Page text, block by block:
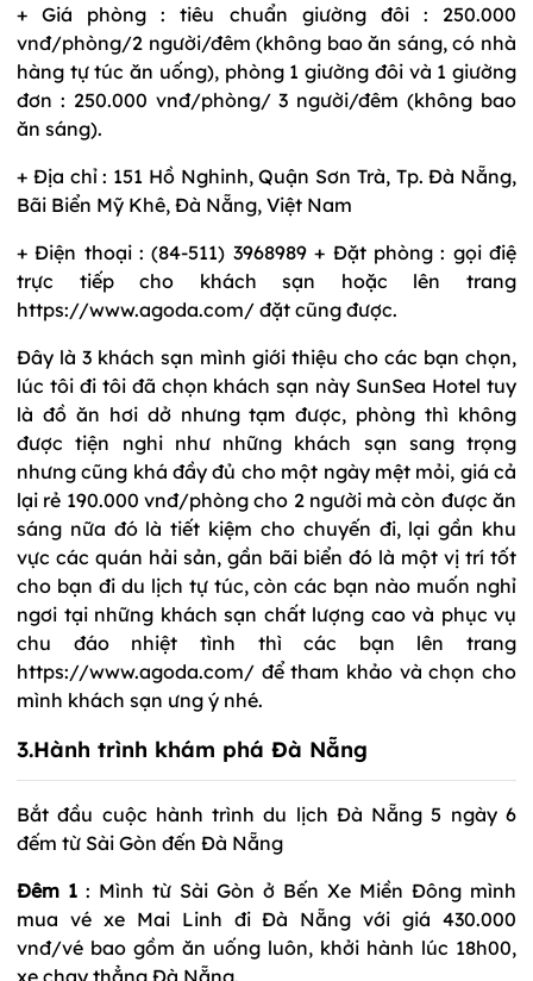
+ Giá phòng : tiêu chuẩn giường đôi : 250.000
vnđ/phòng/2 người/đêm (không bao ăn sáng, có nhà
hàng tự túc ăn uống), phòng 1 giường đôi và 1 giường
đơn : 250.000 vnđ/phòng/ 3 người/đêm (không bao
ăn sáng).
+ Địa chỉ : 151 Hồ Nghinh, Quận Sơn Trà, Tp. Đà Nẵng,
Bãi Biển Mỹ Khê, Đà Nẵng, Việt Nam
+ Điện thoại : (84-511) 3968989 + Đặt phòng : gọi điệ
trực tiếp cho khách sạn hoặc lên trang
https://www.agoda.com/ đặt cũng được.
Đây là 3 khách sạn mình giới thiệu cho các bạn chọn,
lúc tôi đi tôi đã chọn khách sạn này SunSea Hotel tuy
là đồ ăn hơi dở nhưng tạm được, phòng thì không
được tiện nghi như những khách sạn sang trọng
nhưng cũng khá đầy đủ cho một ngày mệt mỏi, giá cả
lại rẻ 190.000 vnđ/phòng cho 2 người mà còn được ăn
sáng nữa đó là tiết kiệm cho chuyến đi, lại gần khu
vực các quán hải sản, gần bãi biển đó là một vị trí tốt
cho bạn đi du lịch tự túc, còn các bạn nào muốn nghỉ
ngơi tại những khách sạn chất lượng cao và phục vụ
chu đáo nhiệt tình thì các bạn lên trang
https://www.agoda.com/ để tham khảo và chọn cho
mình khách sạn ưng ý nhé.
3.Hành trình khám phá Đà Nẵng
Bắt đầu cuộc hành trình du lịch Đà Nẵng 5 ngày 6
đếm từ Sài Gòn đến Đà Nẵng
Đêm 1 : Mình từ Sài Gòn ở Bến Xe Miền Đông mình
mua vé xe Mai Linh đi Đà Nẵng với giá 430.000
vnđ/vé bao gồm ăn uống luôn, khởi hành lúc 18h00,
xe chạy thẳng Đà Nẵng.